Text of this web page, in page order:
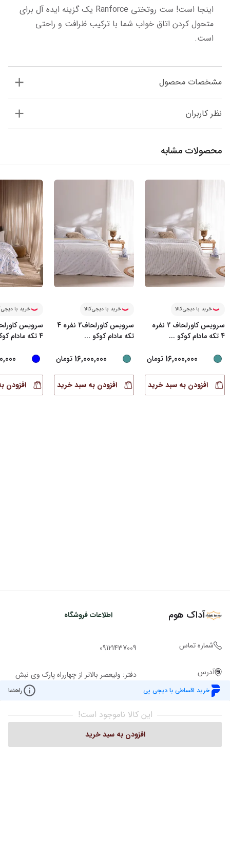
است.
مشخصات محصول
نظر کاربران
محصولات مشابه
خرید با دیجی‌کالا
سرویس کاورلحاف 2 نفره
4 تکه مادام کوکو
...
16,000,000 تومان
افزودن به سبد خرید
خرید با دیجی‌کالا
سرویس کاورلحاف2 نفره 4
تکه مادام کوکو ...
16,000,000 تومان
افزودن به سبد خرید
خرید با
4 تکه مادام کوکو
افزودن
خرید اقساطی با دیجی پی راهنما
این کالا ناموجود است!
افزودن به سبد خرید
آداک هوم اطلاعات فروشگاه
شماره تماس 09121437009
آدرس
دفتر: ولیعصر بالاتر از چهارراه پارک وی نبش
کوچه ملاح ساختمان روشن پ 2943 ط 1